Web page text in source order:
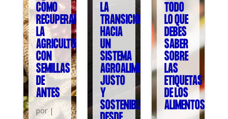
CÓMO
RECUPERAR
LA
AGRICULTURA
CON
SEMILLAS
DE
ANTES
por |
LA
TRANSICIÓN
HACIA
UN
SISTEMA
AGROALIMENTARIO
JUSTO
Y
SOSTENIBLE
TODO
LO QUE
DEBES
SABER
SOBRE
LAS
ETIQUETAS
DE LOS
ALIMENTOS